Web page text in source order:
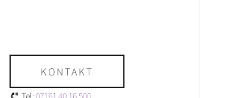
KONTAKT
Tel: 07161 40 16 500